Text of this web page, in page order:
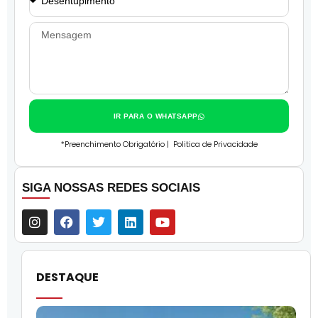
IR PARA O WHATSAPP
*Preenchimento Obrigatório | Politica de Privacidade
SIGA NOSSAS REDES SOCIAIS
DESTAQUE